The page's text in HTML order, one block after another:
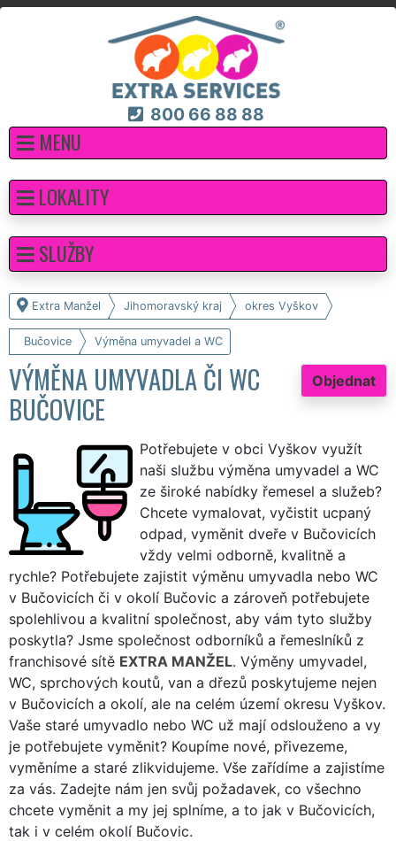
800 66 88 88
MENU
Extra Manžel Jihomoravský kraj okres Vyškov
Bučovice Výměna umyvadel a WC
Objednat
VÝMĚNA UMYVADLA ČI WC
BUČOVICE
Potřebujete v obci Vyškov využít
naši službu výměna umyvadel a WC
ze široké nabídky řemesel a služeb?
Chcete vymalovat, vyčistit ucpaný
odpad, vyměnit dveře v Bučovicích
vždy velmi odborně, kvalitně a
rychle? Potřebujete zajistit výměnu umyvadla nebo WC
v Bučovicích či v okolí Bučovic a zároveň potřebujete
spolehlivou a kvalitní společnost, aby vám tyto služby
poskytla? Jsme společnost odborníků a řemeslníků z
franchisové sítě EXTRA MANŽEL. Výměny umyvadel,
WC, sprchových koutů, van a dřezů poskytujeme nejen
v Bučovicích a okolí, ale na celém území okresu Vyškov.
Vaše staré umyvadlo nebo WC už mají odslouženo a vy
je potřebujete vyměnit? Koupíme nové, přivezeme,
vyměníme a staré zlikvidujeme. Vše zařídíme a zajistíme
za vás. Zadejte nám jen svůj požadavek, co všechno
chcete vyměnit a my jej splníme, a to jak v Bučovicích,
tak i v celém okolí Bučovic.
LOKALITY
SLUŽBY